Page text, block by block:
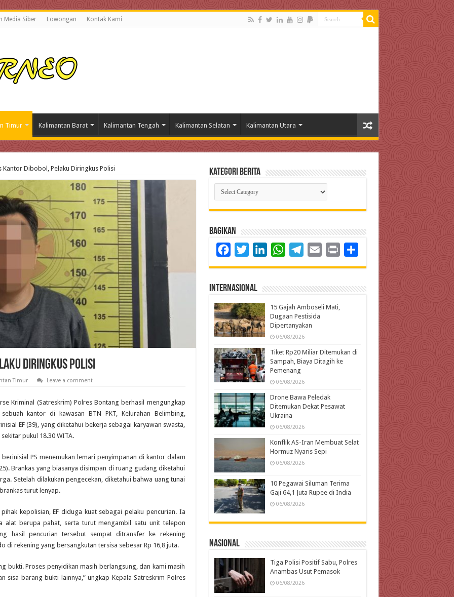
Media Siber Lowongan Kontak Kami
Timur Kalimantan Barat Kalimantan Tengah Kalimantan Selatan Kalimantan Utara
Kantor Dibobol, Pelaku Diringkus Polisi
Diringkus Polisi
Timur Leave a comment
Kriminal (Satreskrim) Polres Bontang berhasil mengungkap
kantor di kawasan BTN PKT, Kelurahan Belimbing,
EF (39), yang diketahui bekerja sebagai karyawan swasta,
pukul 18.30 WITA.
PS menemukan lemari penyimpanan di kantor dalam
Brankas yang biasanya disimpan di ruang gudang diketahui
Setelah dilakukan pengecekan, diketahui bahwa uang tunai
turut lenyap.
kepolisian, EF diduga kuat sebagai pelaku pencurian. Ia
alat berupa pahat, serta turut mengambil satu unit telepon
hasil pencurian tersebut sempat ditransfer ke rekening
di rekening yang bersangkutan tersisa sebesar Rp 16,8 juta.
bukti. Proses penyidikan masih berlangsung, dan kami masih
sisa barang bukti lainnya,” ungkap Kepala Satreskrim Polres
Kategori Berita
Kategori
Berita
Bagikan
FacebookTwitterLinkedInWhatsAppTelegram
Email Print
Internasional
15 Gajah Amboseli Mati,
Dugaan Pestisida
Dipertanyakan
06/08/2026
Tiket Rp20 Miliar Ditemukan di
Sampah, Biaya Ditagih ke
Pemenang
06/08/2026
Drone Bawa Peledak
Ditemukan Dekat Pesawat
Ukraina
06/08/2026
Konflik AS-Iran Membuat Selat
Hormuz Nyaris Sepi
06/08/2026
10 Pegawai Siluman Terima
Gaji 64,1 Juta Rupee di India
06/08/2026
Nasional
Tiga Polisi Positif Sabu, Polres
Anambas Usut Pemasok
06/08/2026